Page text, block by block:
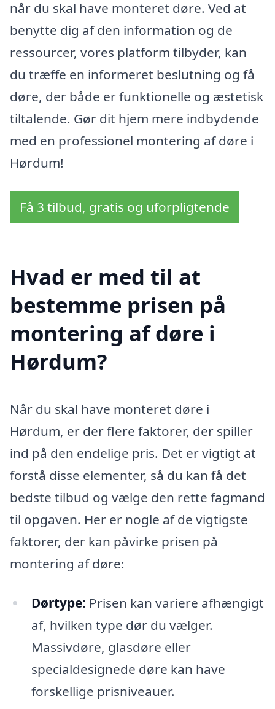
når du skal have monteret døre. Ved at
benytte dig af den information og de
ressourcer, vores platform tilbyder, kan
du træffe en informeret beslutning og få
døre, der både er funktionelle og æstetisk
tiltalende. Gør dit hjem mere indbydende
med en professionel montering af døre i
Hørdum!
Få 3 tilbud, gratis og uforpligtende
Hvad er med til at
bestemme prisen på
montering af døre i
Hørdum?
Når du skal have monteret døre i
Hørdum, er der flere faktorer, der spiller
ind på den endelige pris. Det er vigtigt at
forstå disse elementer, så du kan få det
bedste tilbud og vælge den rette fagmand
til opgaven. Her er nogle af de vigtigste
faktorer, der kan påvirke prisen på
montering af døre:
Dørtype: Prisen kan variere afhængigt
af, hvilken type dør du vælger.
Massivdøre, glasdøre eller
specialdesignede døre kan have
forskellige prisniveauer.